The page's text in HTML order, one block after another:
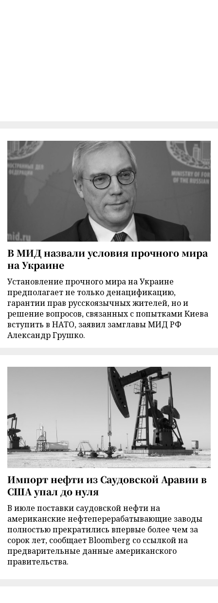
В МИД назвали условия прочного мира
на Украине
Установление прочного мира на Украине
предполагает не только денацификацию,
гарантии прав русскоязычных жителей, но и
решение вопросов, связанных с попытками Киева
вступить в НАТО, заявил замглавы МИД РФ
Александр Грушко.
Импорт нефти из Саудовской Аравии в
США упал до нуля
В июле поставки саудовской нефти на
американские нефтеперерабатывающие заводы
полностью прекратились впервые более чем за
сорок лет, сообщает Bloomberg со ссылкой на
предварительные данные американского
правительства.